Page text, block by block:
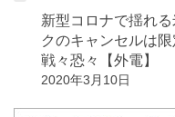
新型コロナで揺れ
クのキャンセルは
戦々恐々【外電】
2020年3月10日